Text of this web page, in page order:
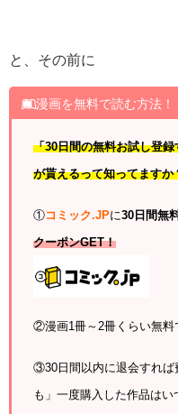
と、その前に
漫画を無料で読む方法！
「30日間の無料お試し登
が貰えるって知ってますか
①コミック.JPに30日間無
クーポンGET！
②漫画1冊～2冊くらい無料
③30日間以内に退会すれば
も」一度購入した作品はい